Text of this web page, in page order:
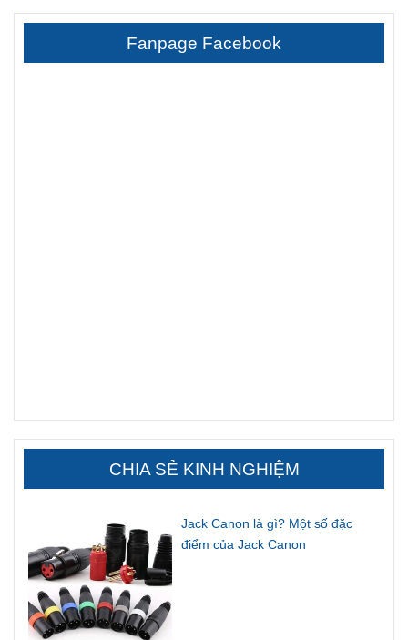
Fanpage Facebook
CHIA SẺ KINH NGHIỆM
Jack Canon là gì? Một số đặc
điểm của Jack Canon